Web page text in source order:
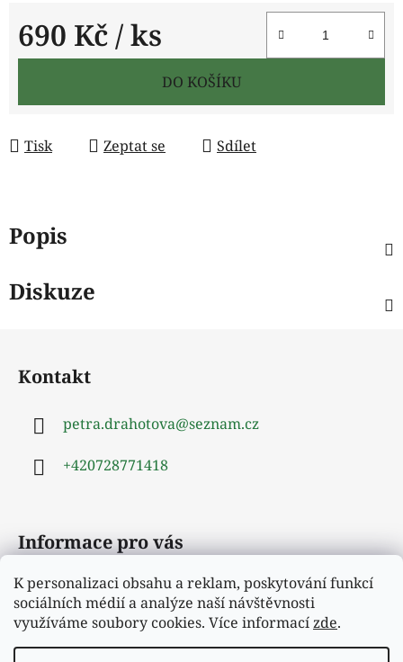
K personalizaci obsahu a reklam, poskytování funkcí
sociálních médií a analýze naší návštěvnosti
využíváme soubory cookies. Více informacízde.
690 Kč / ks
Měrná cena:
DO KOŠÍKU
Tisk Zeptat se Sdílet
Popis
Diskuze
Kontakt
petra.drahotova@seznam.cz
+420728771418
Informace pro vás
Obchodní podmínky
Podmínky ochrany osobních údajů
Moje objednávka